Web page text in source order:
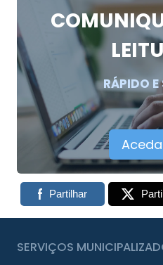
RÁPIDO E
Partilhar
SERVIÇOS